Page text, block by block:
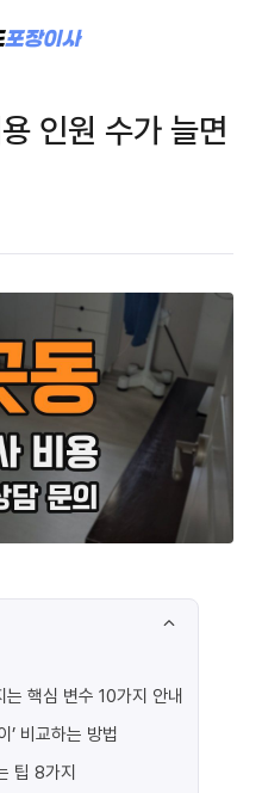
인원 수가 늘면
핵심 변수 10가지 안내
’ 비교하는 방법
팁 8가지